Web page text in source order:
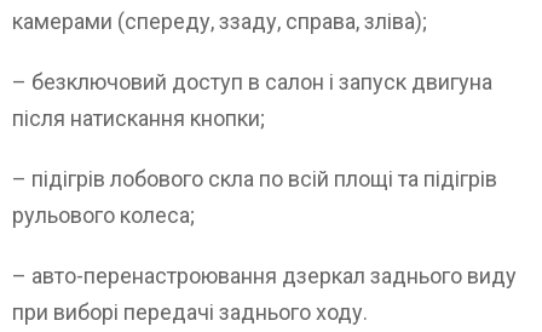
камерами (спереду, ззаду, справа, зліва);
– безключовий доступ в салон і запуск двигуна
після натискання кнопки;
– підігрів лобового скла по всій площі та підігрів
рульового колеса;
– авто-перенастроювання дзеркал заднього виду
при виборі передачі заднього ходу.